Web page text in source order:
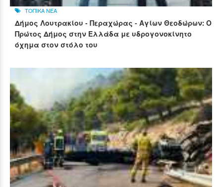
ΤΟΠΙΚΑ ΝΕΑ
Δήμος Λουτρακίου - Περαχώρας - Αγίων Θεοδώρων: Ο
Πρώτος Δήμος στην Ελλάδα με υδρογονοκίνητο
όχημα στον στόλο του